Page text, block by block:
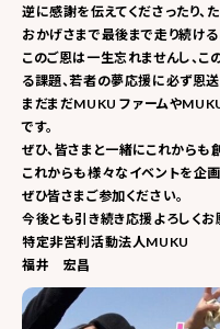
逆に感謝を伝えてくださったり、
おかげさまで最後まで走り続ける
このご恩は一生忘れませんし、
る課題、若者の夢応援に必ず恩送
まだまだMUKU ファームや
です。
ぜひ、皆さまと一緒にこれからも
これからも様々なイベントを企
ぜひ皆さまご参加ください。
今後とも引き続き応援よろしくお
特定非営利活動法人MUKU
福井 宏昌